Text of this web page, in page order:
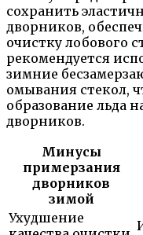
сохранить
дворников,
очистку лобового
рекомендуется
зимние
омывания стекол,
образование льда
дворников.
Минусы
примерзания
дворников
зимой
Ухудшение